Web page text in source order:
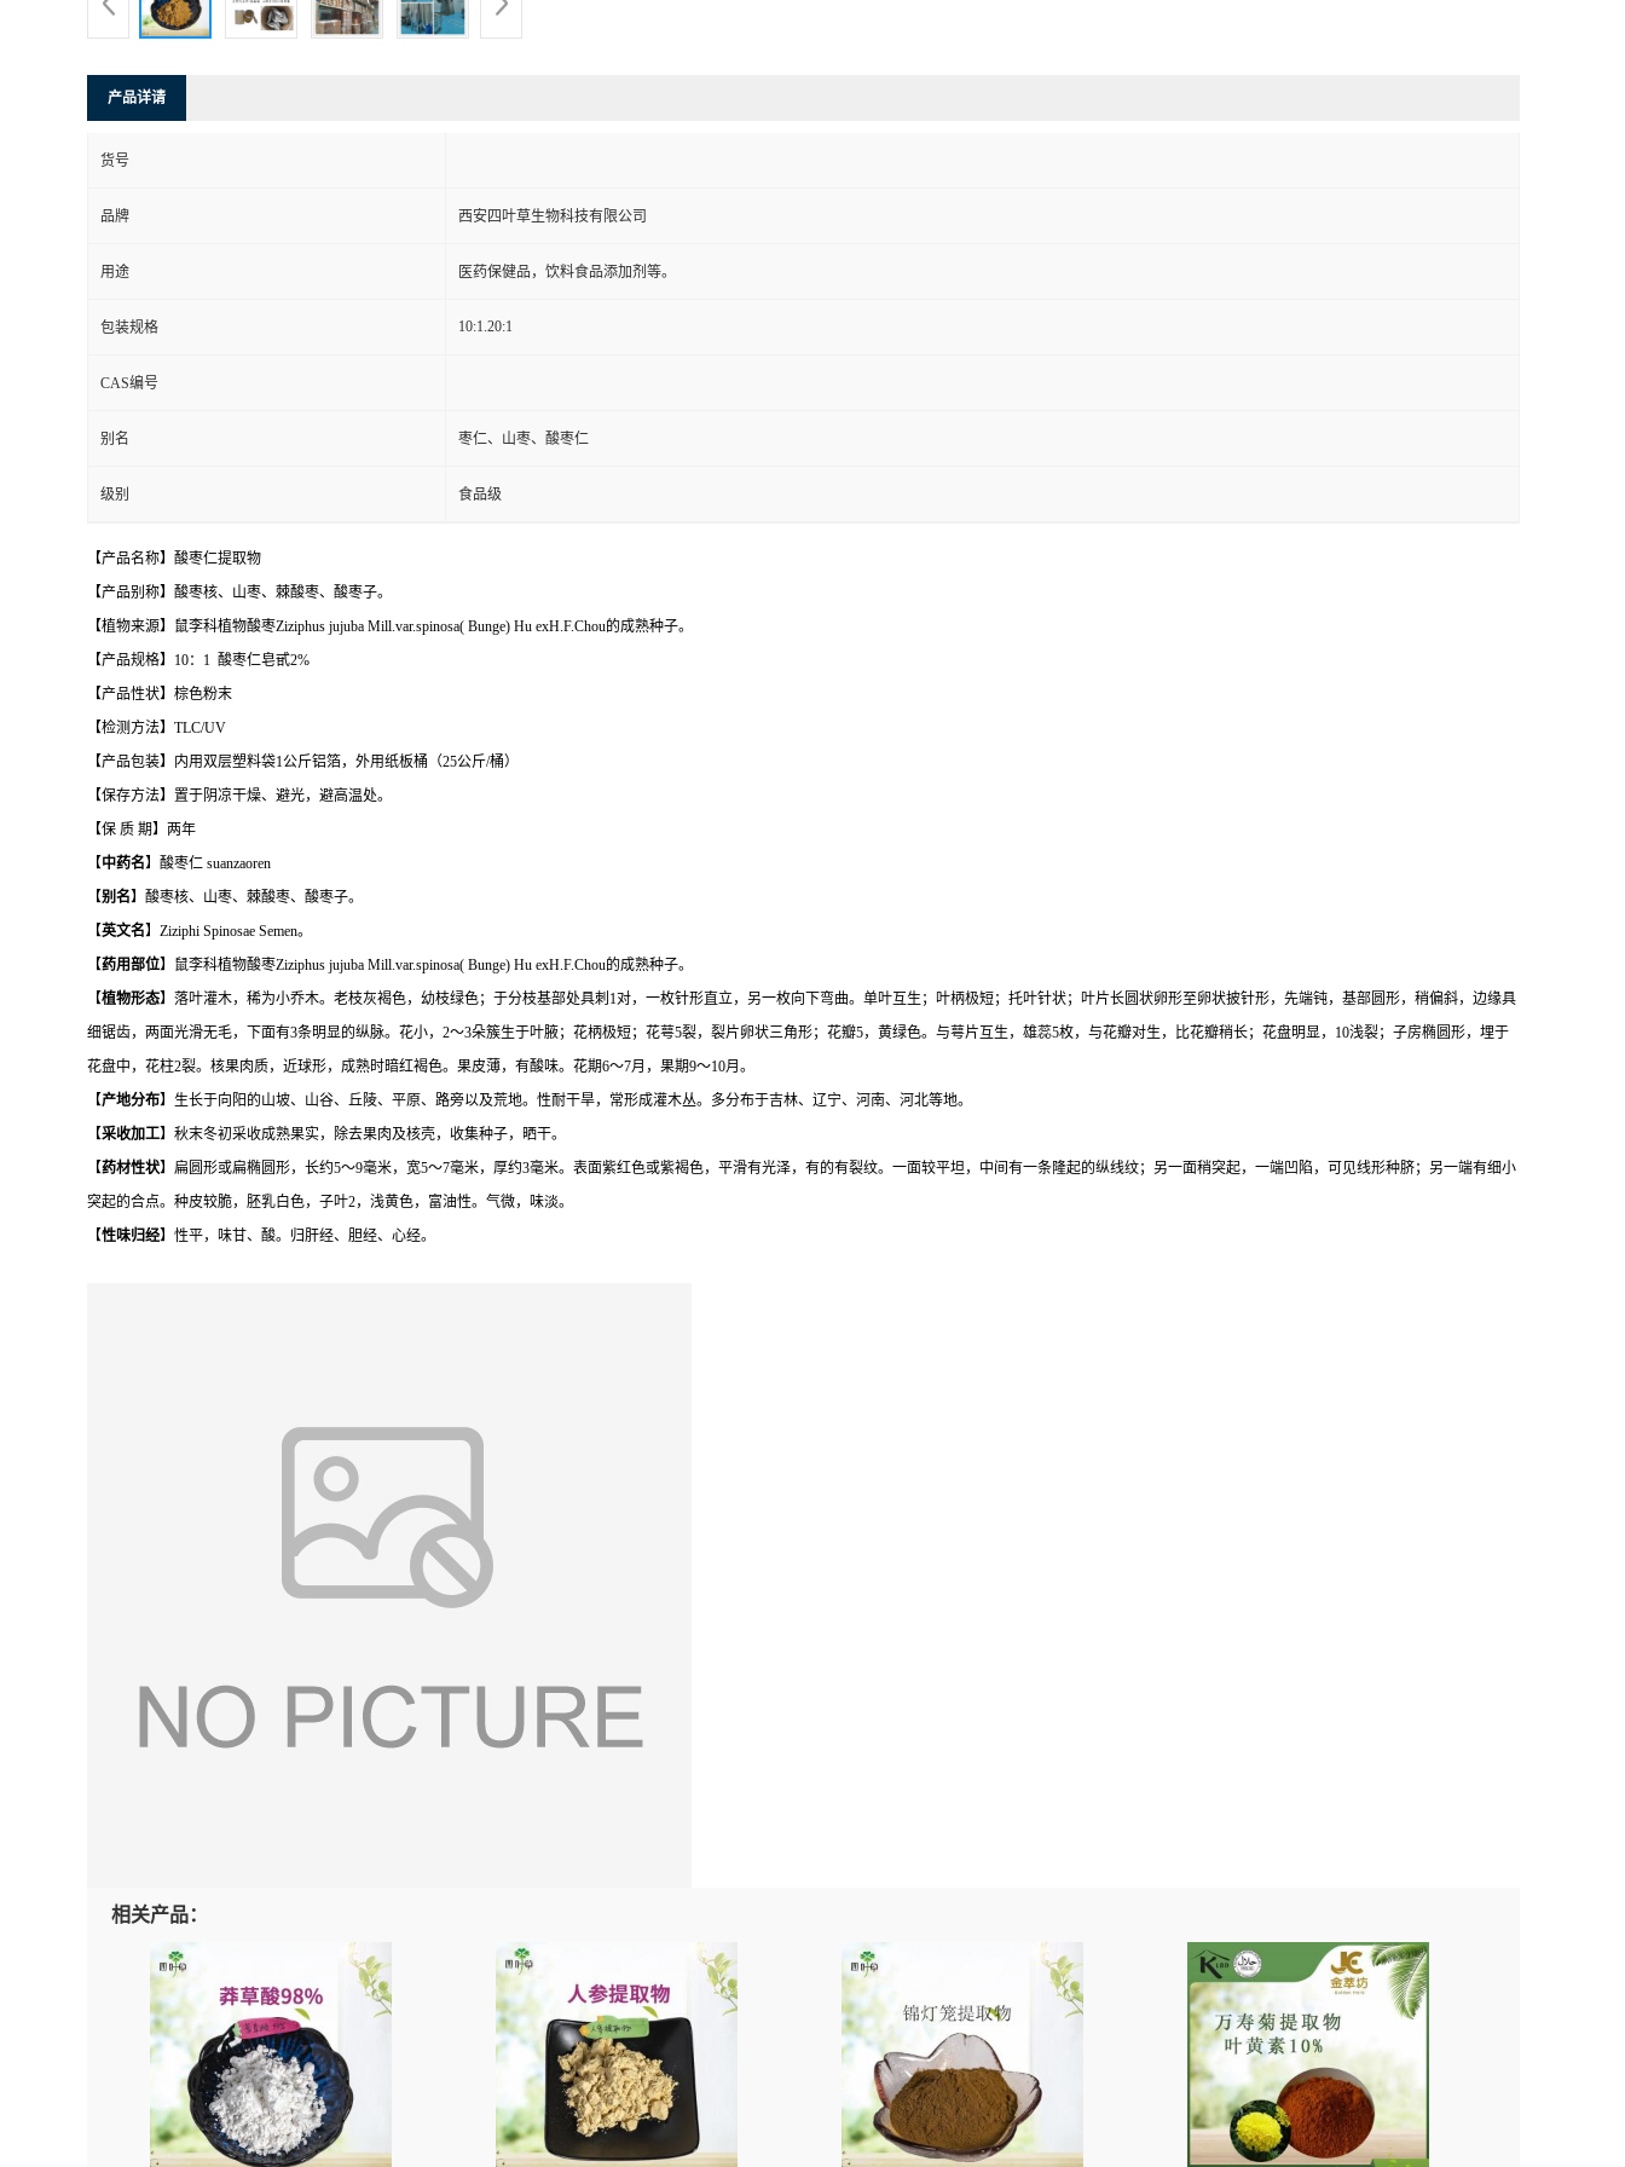
产品详请
货号
品牌 西安四叶草生物科技有限公司
用途 医药保健品，饮料食品添加剂等。
包装规格 10:1.20:1
CAS编号
别名 枣仁、山枣、酸枣仁
级别 食品级
【产品名称】酸枣仁提取物
【产品别称】酸枣核、山枣、棘酸枣、酸枣子。
【植物来源】鼠李科植物酸枣Ziziphus jujuba Mill.var.spinosa( Bunge) Hu exH.F.Chou的成熟种子。
【产品规格】10：1 酸枣仁皂甙2%
【产品性状】棕色粉末
【检测方法】TLC/UV
【产品包装】内用双层塑料袋1公斤铝箔，外用纸板桶（25公斤/桶）
【保存方法】置于阴凉干燥、避光，避高温处。
【保 质 期】两年
【中药名】酸枣仁 suanzaoren
【别名】酸枣核、山枣、棘酸枣、酸枣子。
【英文名】Ziziphi Spinosae Semen。
【药用部位】鼠李科植物酸枣Ziziphus jujuba Mill.var.spinosa( Bunge) Hu exH.F.Chou的成熟种子。
【植物形态】落叶灌木，稀为小乔木。老枝灰褐色，幼枝绿色；于分枝基部处具刺1对，一枚针形直立，另一枚向下弯曲。单叶互生；叶柄极短；托叶针状；叶片长圆状卵形至卵状披针形，先端钝，基部圆形，稍偏斜，边缘具
细锯齿，两面光滑无毛，下面有3条明显的纵脉。花小，2～3朵簇生于叶腋；花柄极短；花萼5裂，裂片卵状三角形；花瓣5，黄绿色。与萼片互生，雄蕊5枚，与花瓣对生，比花瓣稍长；花盘明显，10浅裂；子房椭圆形，埋于
花盘中，花柱2裂。核果肉质，近球形，成熟时暗红褐色。果皮薄，有酸味。花期6～7月，果期9～10月。
【产地分布】生长于向阳的山坡、山谷、丘陵、平原、路旁以及荒地。性耐干旱，常形成灌木丛。多分布于吉林、辽宁、河南、河北等地。
【采收加工】秋末冬初采收成熟果实，除去果肉及核壳，收集种子，晒干。
【药材性状】扁圆形或扁椭圆形，长约5～9毫米，宽5～7毫米，厚约3毫米。表面紫红色或紫褐色，平滑有光泽，有的有裂纹。一面较平坦，中间有一条隆起的纵线纹；另一面稍突起，一端凹陷，可见线形种脐；另一端有细小
突起的合点。种皮较脆，胚乳白色，子叶2，浅黄色，富油性。气微，味淡。
【性味归经】性平，味甘、酸。归肝经、胆经、心经。
相关产品：